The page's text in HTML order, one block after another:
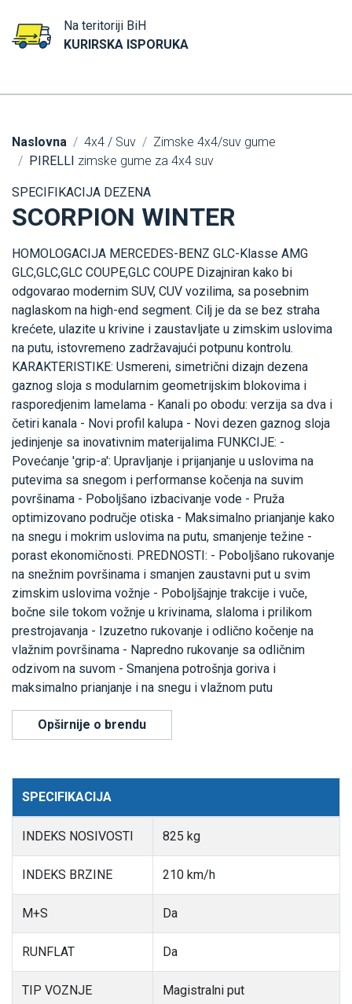
Na teritoriji BiH
KURIRSKA ISPORUKA
Naslovna 4x4 / Suv
Zimske 4x4/suv gume
PIRELLI zimske gume za 4x4 suv
SPECIFIKACIJA DEZENA
SCORPION WINTER
HOMOLOGACIJA MERCEDES-BENZ GLC-Klasse AMG
GLC,GLC,GLC COUPE,GLC COUPE Dizajniran kako bi
odgovarao modernim SUV, CUV vozilima, sa posebnim
naglaskom na high-end segment. Cilj je da se bez straha
krećete, ulazite u krivine i zaustavljate u zimskim uslovima
na putu, istovremeno zadržavajući potpunu kontrolu.
KARAKTERISTIKE: Usmereni, simetrični dizajn dezena
gaznog sloja s modularnim geometrijskim blokovima i
rasporedjenim lamelama - Kanali po obodu: verzija sa dva i
četiri kanala - Novi profil kalupa - Novi dezen gaznog sloja
jedinjenje sa inovativnim materijalima FUNKCIJE: -
Povećanje 'grip-a': Upravljanje i prijanjanje u uslovima na
putevima sa snegom i performanse kočenja na suvim
površinama - Poboljšano izbacivanje vode - Pruža
optimizovano područje otiska - Maksimalno prianjanje kako
na snegu i mokrim uslovima na putu, smanjenje težine -
porast ekonomičnosti. PREDNOSTI: - Poboljšano rukovanje
na snežnim površinama i smanjen zaustavni put u svim
zimskim uslovima vožnje - Poboljšajnje trakcije i vuče,
bočne sile tokom vožnje u krivinama, slaloma i prilikom
prestrojavanja - Izuzetno rukovanje i odlično kočenje na
vlažnim površinama - Napredno rukovanje sa odličnim
odzivom na suvom - Smanjena potrošnja goriva i
maksimalno prianjanje i na snegu i vlažnom putu
Opširnije o brendu
SPECIFIKACIJA
INDEKS NOSIVOSTI 825 kg
INDEKS BRZINE 210 km/h
M+S Da
RUNFLAT Da
TIP VOZNJE Magistralni put